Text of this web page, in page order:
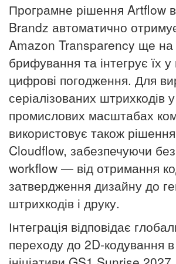
Програмне рішення Artflow
Brandz автоматично
Amazon Transparency ще на
брифування та інтегрує їх
цифрові погодження. Для
серіалізованих штрихкодів у
промислових масштабах
використовує також
Cloudflow, забезпечуючи
workflow — від отримання
затвердження дизайну до
штрихкодів і друку.
Інтеграція відповідає
переходу до 2D-кодування